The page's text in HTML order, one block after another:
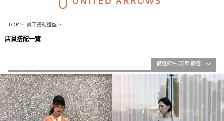
TOP > 員工搭配造型 >
店員搭配一覽
篩選條件/表示 篩選